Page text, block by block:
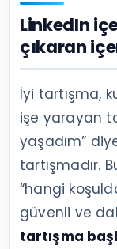
LinkedIn
çıkaran
İyi tartışma,
işe yarayan
yaşadım”
tartışmadır.
“hangi
güvenli ve
tartışma